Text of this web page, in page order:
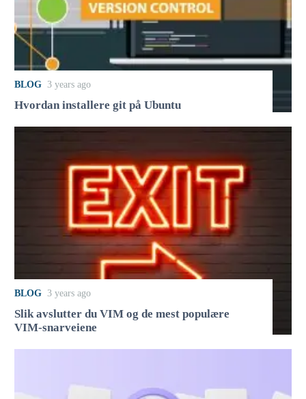
BLOG 3 years ago
Hvordan installere git på Ubuntu
BLOG 3 years ago
Slik avslutter du VIM og de mest populære
VIM-snarveiene